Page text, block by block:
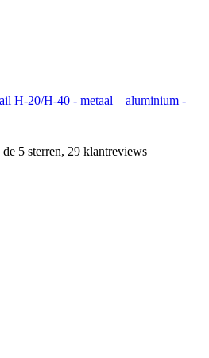
H-20/H-40 - metaal – aluminium -
5 sterren, 29 klantreviews